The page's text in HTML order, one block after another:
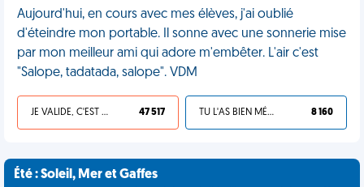
Aujourd'hui, en cours avec mes élèves, j'ai oublié
d'éteindre mon portable. Il sonne avec une sonnerie mise
par mon meilleur ami qui adore m'embêter. L'air c'est
"Salope, tadatada, salope". VDM
JE VALIDE, C'EST UNE VDM 47 517 TU L'AS BIEN MÉRITÉ 8 160
Été : Soleil, Mer et Gaffes